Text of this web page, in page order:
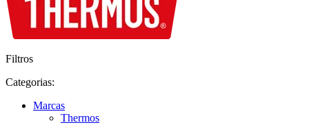
Filtros
Categorias:
Marcas
Thermos